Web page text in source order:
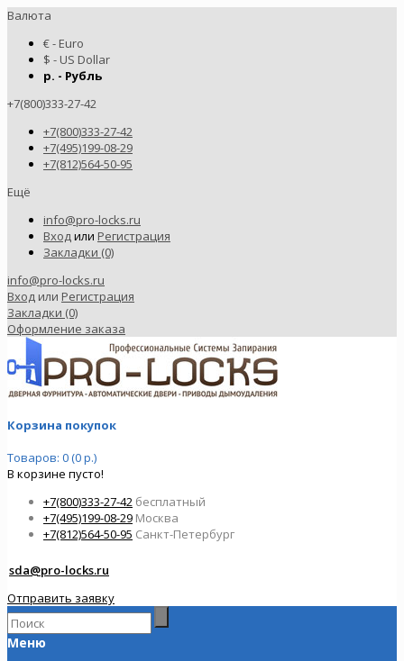
Валюта
€ - Euro
$ - US Dollar
р. - Рубль
+7(800)333-27-42
+7(800)333-27-42
+7(495)199-08-29
+7(812)564-50-95
Ещё
info@pro-locks.ru
Входили Регистрация
Закладки (0)
info@pro-locks.ru
Вход или Регистрация
Закладки (0)
Оформление заказа
Корзина покупок
Товаров: 0 (0 р.)
В корзине пусто!
+7(800)333-27-42 бесплатный
+7(495)199-08-29 Москва
+7(812)564-50-95 Санкт-Петербург
sda@pro-locks.ru
Отправить заявку
Меню